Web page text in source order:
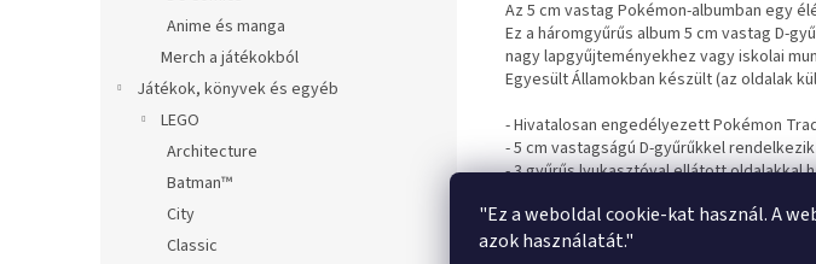
"Ez a weboldal cookie-kat használ. A
azok használatát."
Anime és manga
Merch a játékokból
Játékok, könyvek és egyéb
LEGO
Architecture
Batman™
City
Classic
Az 5 cm vastag Pokémon-albumban egy
Ez a háromgyűrűs album 5 cm vastag D-
nagy lapgyűjteményekhez vagy iskolai
Egyesült Államokban készült (az oldalak
- Hivatalosan engedélyezett Pokémon
- 5 cm vastagságú D-gyűrűkkel rendelkezik
- 3 gyűrűs lyukasztóval ellátott oldalakkal
- Kaliforniában, USA-ban készült - Made in